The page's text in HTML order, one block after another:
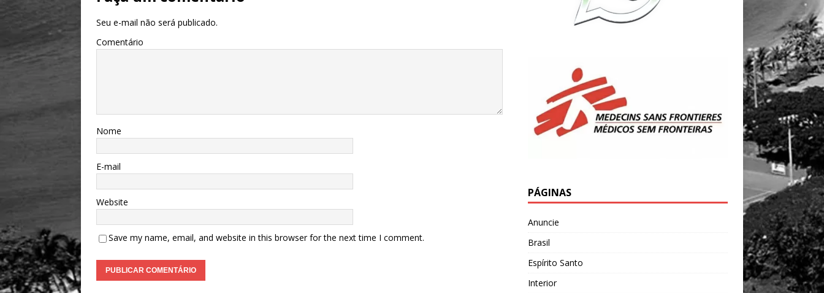
Seu e-mail não será publicado.
Comentário
Nome
E-mail
Website
Save my name, email, and website in this browser for the next time I comment.
PÁGINAS
Anuncie
Brasil
Espírito Santo
Interior